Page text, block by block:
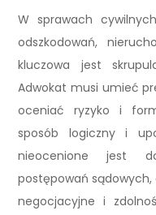
W sprawach
odszkodowań,
kluczowa jest
Adwokat musi umieć
oceniać ryzyko i
sposób logiczny i
nieocenione jest
postępowań
negocjacyjne i